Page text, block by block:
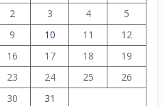
2 3 4
5
9 10 11
12
16 17 18
19
23 24 25
26
30 31